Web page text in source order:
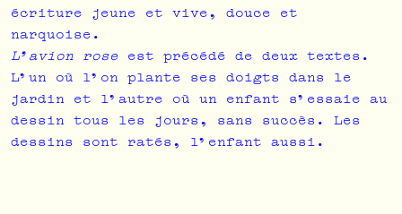
écriture jeune et vive, douce et
narquoise.
L’avion rose est précédé de deux textes.
L’un où l’on plante ses doigts dans le
jardin et l’autre où un enfant s’essaie au
dessin tous les jours, sans succès. Les
dessins sont ratés, l’enfant aussi.